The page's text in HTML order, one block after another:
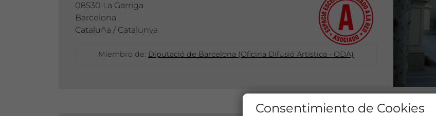
08530 La Garriga
Barcelona
Cataluña / Catalunya
Miembro de: Diputació de Barcelona (Oficina Difusió Artística - ODA)
Consentimiento de Cookies